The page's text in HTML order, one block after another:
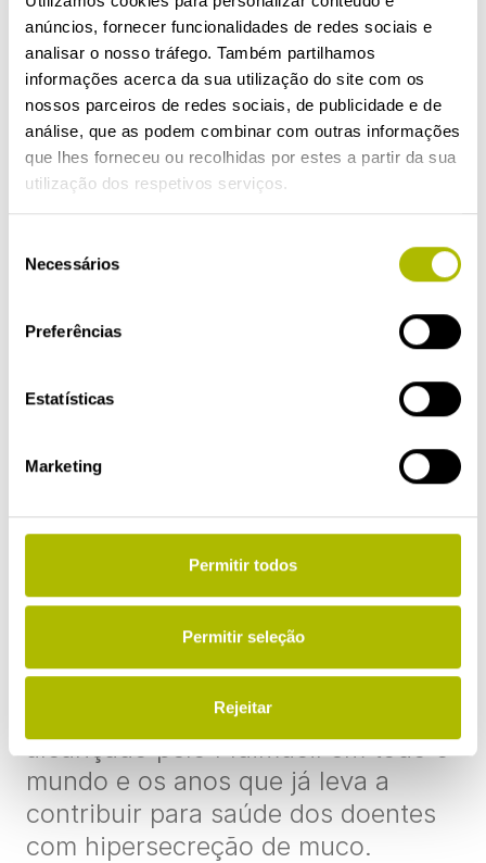
anúncios, fornecer funcionalidades de redes sociais e
analisar o nosso tráfego. Também partilhamos
informações acerca da sua utilização do site com os
nossos parceiros de redes sociais, de publicidade e de
análise, que as podem combinar com outras informações
que lhes forneceu ou recolhidas por estes a partir da sua
utilização dos respetivos serviços.
Necessários
Preferências
Estatísticas
Marketing
Permitir todos
Permitir seleção
Rejeitar
medicamentos devem ser tomados
de acordo com as instruções
constantes nos respetivos folhetos
informativos e conservados
conforme indicado pelo fabricante,
normalmente
ao abrigo da luz e a
Depois de expirado o prazo de
canalização ou no lixo doméstico.
deitar fora os medicamentos que já
a proteger o ambiente
Os laboratórios Zambon
cumprindo as mais rigorosas
normas de fabrico e utilizando
tecnologia mais avançada.Uma
boa prova disso é o sucesso
alcançado pelo Fluimucil em todo o
mundo e os anos que já leva a
contribuir para saúde dos doentes
com hipersecreção de muco.